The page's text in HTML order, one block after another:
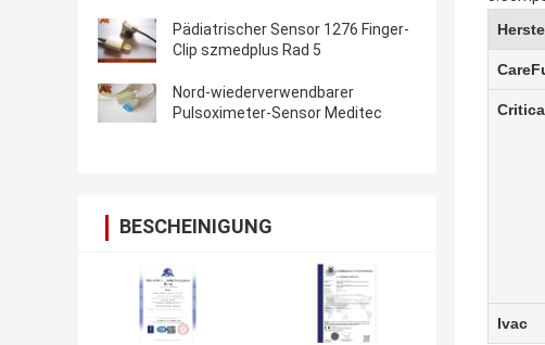
Pädiatrischer Sensor 1276 Finger-
Clip szmedplus Rad 5
Nord-wiederverwendbarer
Pulsoximeter-Sensor Meditec
BESCHEINIGUNG
Ivac